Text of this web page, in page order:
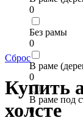
0
Без рамы
0
В раме
0
В раме под
0
Сброс
Купить
холсте